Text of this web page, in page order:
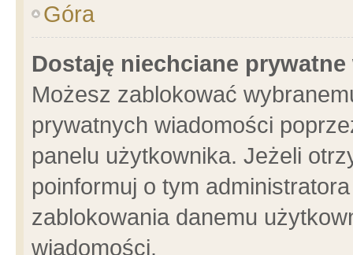
Góra
Dostaję niechciane
Możesz zablokować
prywatnych wiadomości
panelu użytkownika. Jeżeli
poinformuj o tym
zablokowania danemu
wiadomości.